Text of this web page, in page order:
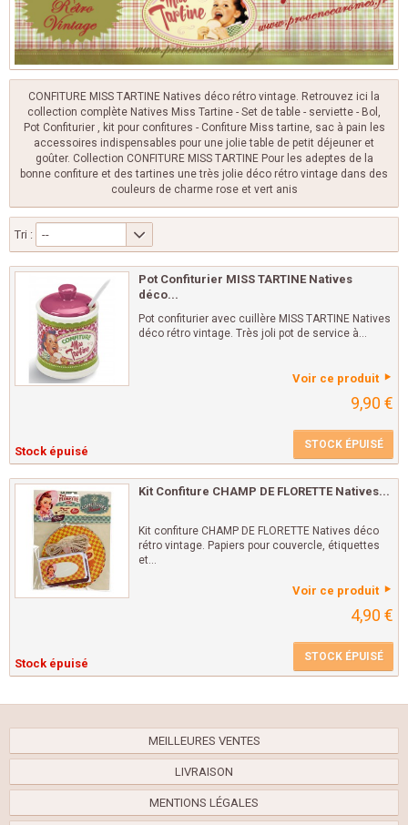
CONFITURE MISS TARTINE Natives déco rétro vintage. Retrouvez ici la
collection complète Natives Miss Tartine - Set de table - serviette - Bol,
Pot Confiturier , kit pour confitures - Confiture Miss tartine, sac à pain les
accessoires indispensables pour une jolie table de petit déjeuner et
goûter. Collection CONFITURE MISS TARTINE Pour les adeptes de la
bonne confiture et des tartines une très jolie déco rétro vintage dans des
couleurs de charme rose et vert anis
Tri : --
Pot Confiturier MISS TARTINE Natives
déco...
Pot confiturier avec cuillère MISS TARTINE Natives
déco rétro vintage. Très joli pot de service à...
Voir ce produit
9,90 €
Stock épuisé STOCK ÉPUISÉ
Kit Confiture CHAMP DE FLORETTE Natives...
Kit confiture CHAMP DE FLORETTE Natives déco
rétro vintage. Papiers pour couvercle, étiquettes
et...
Voir ce produit
4,90 €
Stock épuisé STOCK ÉPUISÉ
MEILLEURES VENTES
LIVRAISON
MENTIONS LÉGALES